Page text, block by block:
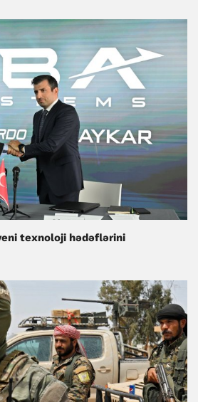
texnoloji hədəflərini